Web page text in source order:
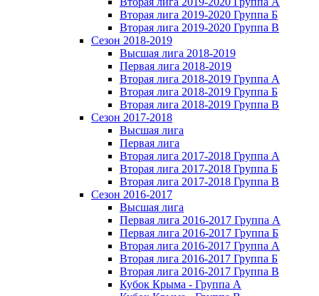
Вторая лига 2019-2020 Группа Б
Вторая лига 2019-2020 Группа В
Сезон 2018-2019
Высшая лига 2018-2019
Первая лига 2018-2019
Вторая лига 2018-2019 Группа А
Вторая лига 2018-2019 Группа Б
Вторая лига 2018-2019 Группа В
Сезон 2017-2018
Высшая лига
Первая лига
Вторая лига 2017-2018 Группа А
Вторая лига 2017-2018 Группа Б
Вторая лига 2017-2018 Группа В
Сезон 2016-2017
Высшая лига
Первая лига 2016-2017 Группа А
Первая лига 2016-2017 Группа Б
Вторая лига 2016-2017 Группа А
Вторая лига 2016-2017 Группа Б
Вторая лига 2016-2017 Группа В
Кубок Крыма - Группа A